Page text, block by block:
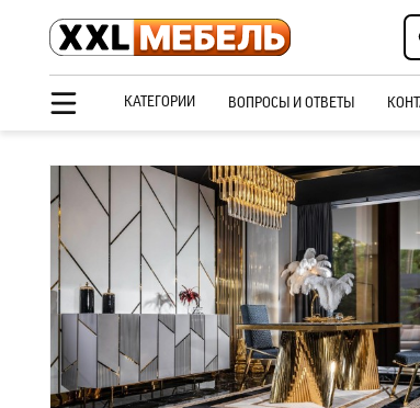
КАТЕГОРИИ ВОПРОСЫ И ОТВЕТЫ